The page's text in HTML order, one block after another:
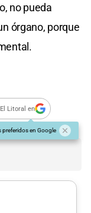
no pueda
órgano, porque
Litoral en
preferidos en Google